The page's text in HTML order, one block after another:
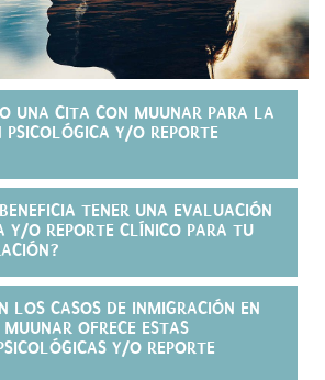
UNA CITA CON MUUNAR PARA LA
PSICOLÓGICA Y/O REPORTE
TENER UNA EVALUACIÓN
Y/O REPORTE CLÍNICO PARA TU
LOS CASOS DE INMIGRACIÓN EN
OFRECE ESTAS
Y/O REPORTE